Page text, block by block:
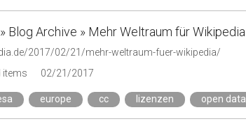
Blog Archive » Mehr Weltraum für Wikipedia
2017/02/21/mehr-weltraum-fuer-wikipedia/
items
02/21/2017
europe cc lizenzen open data